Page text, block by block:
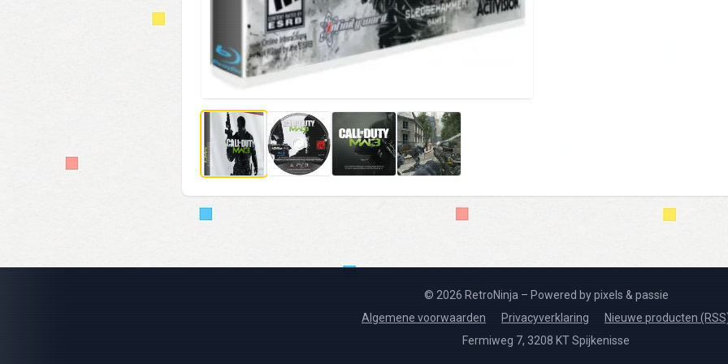
© 2026 RetroNinja – Powered by pixels & passie
Algemene voorwaarden
Privacyverklaring
Nieuwe producten
Fermiweg 7, 3208 KT Spijkenisse